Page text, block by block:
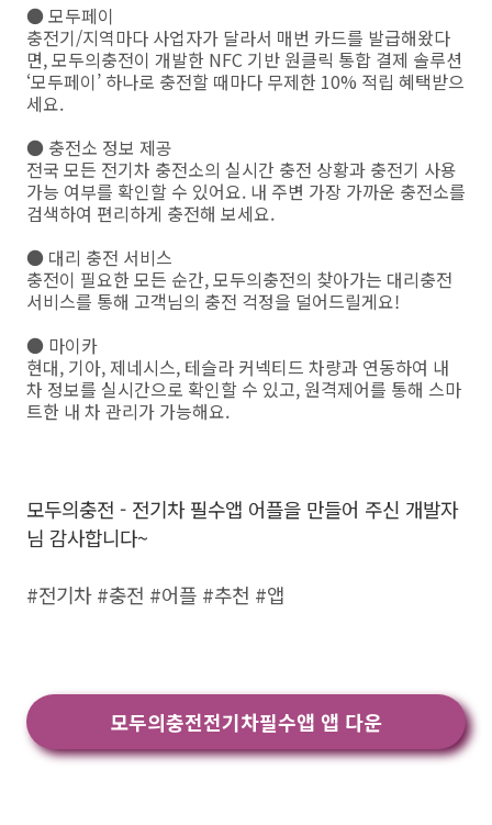
● 모두페이
충전기/지역마다 사업자가 달라서 매번 카드를 발급해왔다
면, 모두의충전이 개발한 NFC 기반 원클릭 통합 결제 솔루션
‘모두페이’ 하나로 충전할 때마다 무제한 10% 적립 혜택받으
세요.
● 충전소 정보 제공
전국 모든 전기차 충전소의 실시간 충전 상황과 충전기 사용
가능 여부를 확인할 수 있어요. 내 주변 가장 가까운 충전소를
검색하여 편리하게 충전해 보세요.
● 대리 충전 서비스
충전이 필요한 모든 순간, 모두의충전의 찾아가는 대리충전
서비스를 통해 고객님의 충전 걱정을 덜어드릴게요!
● 마이카
현대, 기아, 제네시스, 테슬라 커넥티드 차량과 연동하여 내
차 정보를 실시간으로 확인할 수 있고, 원격제어를 통해 스마
트한 내 차 관리가 가능해요.
모두의충전 - 전기차 필수앱 어플을 만들어 주신 개발자
님 감사합니다~
#전기차 #충전 #어플 #추천 #앱
모두의충전전기차필수앱 앱 다운